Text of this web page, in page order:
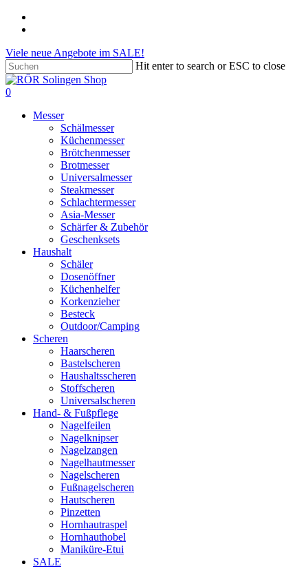
Skip
content
Viele neue Angebote im SALE!
Hit enter to search or ESC to close
Close
Search
search
account
0
Messer
Schälmesser
Küchenmesser
Brötchenmesser
Brotmesser
Universalmesser
Steakmesser
Schlachtermesser
Asia-Messer
Schärfer & Zubehör
Geschenksets
Haushalt
Schäler
Dosenöffner
Küchenhelfer
Korkenzieher
Besteck
Outdoor/Camping
Scheren
Haarscheren
Bastelscheren
Haushaltsscheren
Stoffscheren
Universalscheren
Hand- & Fußpflege
Nagelfeilen
Nagelknipser
Nagelzangen
Nagelhautmesser
Nagelscheren
Fußnagelscheren
Hautscheren
Pinzetten
Hornhautraspel
Hornhauthobel
Maniküre-Etui
SALE